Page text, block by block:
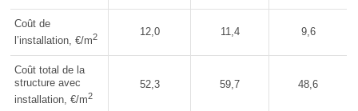
Coût de
l’installation, €/m2 12,0 11,4 9,6
Coût total de la
structure avec
installation, €/m2
52,3 59,7 48,6